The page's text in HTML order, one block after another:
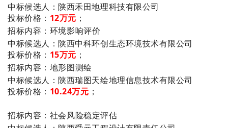
中标候选人 ：陕西禾田地理科技有限公司
投标价格： 12万元 ；
招标内容：环境影响评价
中标候选人 ：陕西中科环创生态环境技术有限公司
投标价格： 15万元 ；
招标内容：地形图测绘
中标候选人 ：陕西瑞图天绘地理信息技术有限公司
投标价格： 10.24万元 ；
招标内容：社会风险稳定评估